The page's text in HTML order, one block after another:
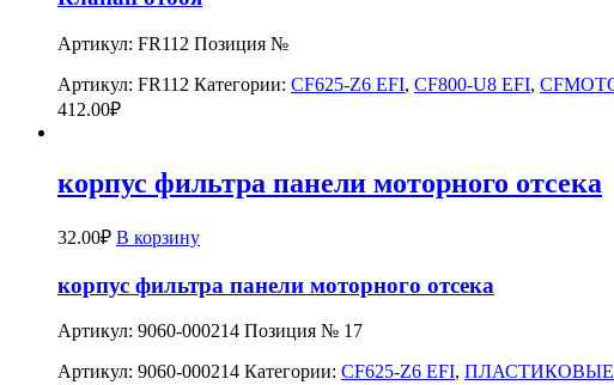
Артикул: FR112 Позиция №
Артикул: FR112 Категории: CF625-Z6 EFI, CF800-U8 EFI,
412.00₽
корпус фильтра панели моторного отсека
32.00₽ В корзину
корпус фильтра панели моторного отсека
Артикул: 9060-000214 Позиция № 17
Артикул: 9060-000214 Категории: CF625-Z6 EFI, ПЛАСТИКОВЫЕ